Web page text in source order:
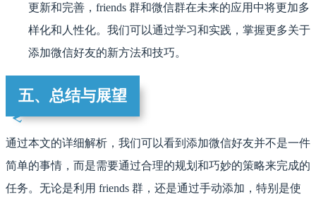
更新和完善，friends 群和微信群在未来的应用中将更加多
样化和人性化。我们可以通过学习和实践，掌握更多关于
添加微信好友的新方法和技巧。
五、总结与展望
通过本文的详细解析，我们可以看到添加微信好友并不是一件
简单的事情，而是需要通过合理的规划和巧妙的策略来完成的
任务。无论是利用 friends 群，还是通过手动添加，特别是使